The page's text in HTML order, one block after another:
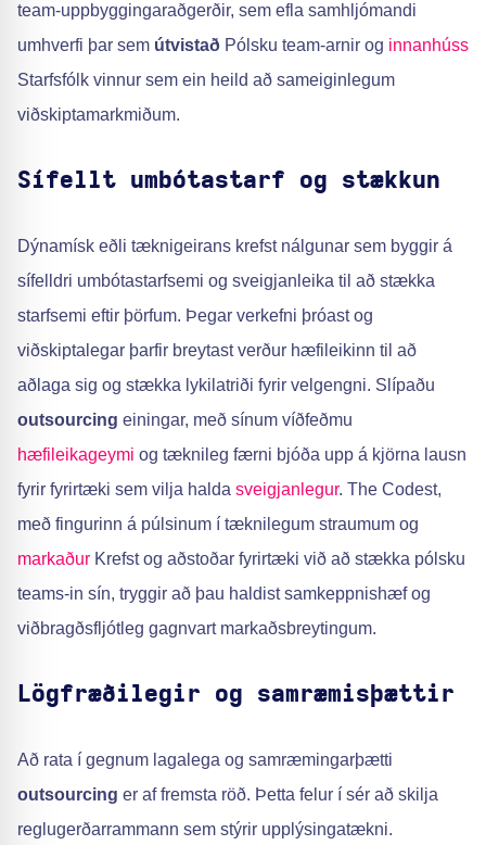
team-uppbyggingaraðgerðir, sem efla samhljómandi
umhverfi þar sem útvistað Pólsku team-arnir og innanhúss
Starfsfólk vinnur sem ein heild að sameiginlegum
viðskiptamarkmiðum.
Sífellt umbótastarf og stækkun
Dýnamísk eðli tæknigeirans krefst nálgunar sem byggir á
sífelldri umbótastarfsemi og sveigjanleika til að stækka
starfsemi eftir þörfum. Þegar verkefni þróast og
viðskiptalegar þarfir breytast verður hæfileikinn til að
aðlaga sig og stækka lykilatriði fyrir velgengni. Slípaðu
outsourcing einingar, með sínum víðfeðmu
hæfileikageymi og tæknileg færni bjóða upp á kjörna lausn
fyrir fyrirtæki sem vilja halda sveigjanlegur. The Codest,
með fingurinn á púlsinum í tæknilegum straumum og
markaður Krefst og aðstoðar fyrirtæki við að stækka pólsku
teams-in sín, tryggir að þau haldist samkeppnishæf og
viðbragðsfljótleg gagnvart markaðsbreytingum.
Lögfræðilegir og samræmisþættir
Að rata í gegnum lagalega og samræmingarþætti
outsourcing er af fremsta röð. Þetta felur í sér að skilja
reglugerðarrammann sem stýrir upplýsingatækni.